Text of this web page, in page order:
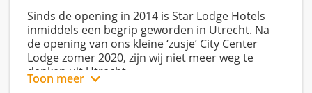
Sinds de opening in 2014 is Star Lodge Hotels
inmiddels een begrip geworden in Utrecht. Na
de opening van ons kleine ‘zusje’ City Center
Lodge zomer 2020, zijn wij niet meer weg te
denken uit Utrecht.
Toon meer